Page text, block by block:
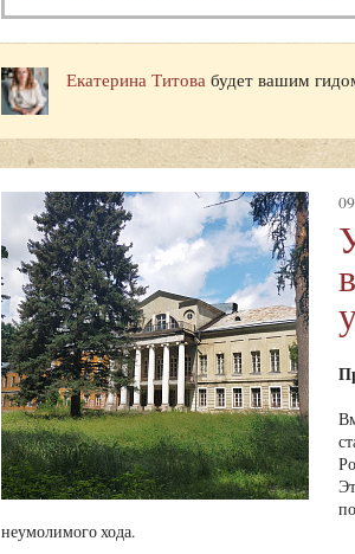
Екатерина Титова будет вашим
неумолимого хода.